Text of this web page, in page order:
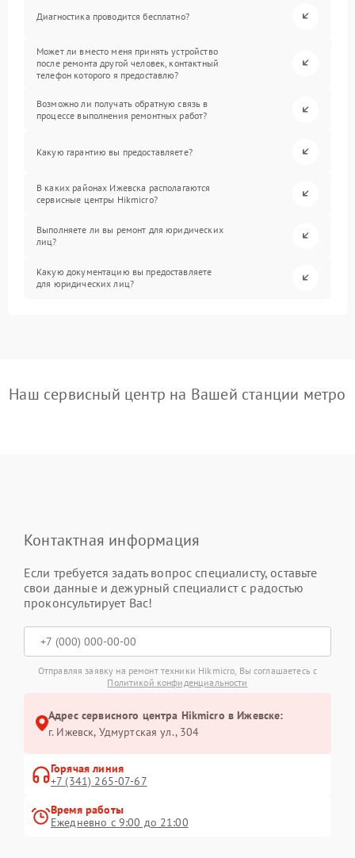
Диагностика проводится бесплатно?
Может ли вместо меня принять устройство
после ремонта другой человек, контактный
телефон которого я предоставлю?
Возможно ли получать обратную связь в
процессе выполнения ремонтных работ?
Какую гарантию вы предоставляете?
В каких районах Ижевска располагаются
сервисные центры Hikmicro?
Выполняете ли вы ремонт для юридических
лиц?
Какую документацию вы предоставляете
для юридических лиц?
Наш сервисный центр на Вашей станции метро
Контактная информация
Если требуется задать вопрос специалисту, оставьте
свои данные и дежурный специалист с радостью
проконсультирует Вас!
Отправляя заявку на ремонт техники Hikmicro, Вы соглашаетесь с
Политикой конфиденциальности
Адрес сервисного центра Hikmicro в Ижевске:
г. Ижевск, Удмуртская ул., 304
Горячая линия
+7 (341) 265-07-67
Время работы
Ежедневно с 9:00 до 21:00